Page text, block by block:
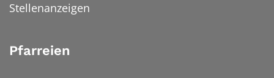
Stellenanzeigen
Pfarreien